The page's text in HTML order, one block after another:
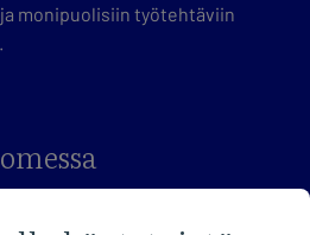
monipuolisiin työtehtäviin